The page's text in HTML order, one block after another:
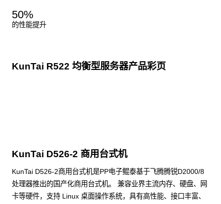
50%
的性能提升
KunTai R522 均衡型服务器产品彩页
KunTai D526-2 商用台式机
KunTai D526-2商用台式机是PP电子鲲泰基于飞腾腾锐D2000/8
处理器推出的国产化商用台式机。 兼容业界主流内存、硬盘、网
卡等硬件，支持 Linux 桌面操作系统，具有高性能、接口丰富、